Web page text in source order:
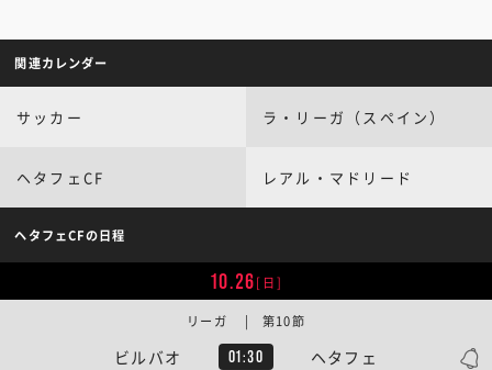
関連カレンダー
サッカー ラ・リーガ（スペイン）
ヘタフェCF レアル・マドリード
ヘタフェCFの日程
10.26[日]
ビルバオ 01:30 ヘタフェ
リーガ | 第10節